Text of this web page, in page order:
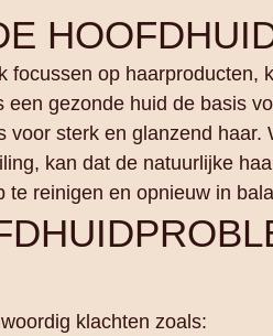
focussen op haarproducten,
een gezonde huid de basis
voor sterk en glanzend
kan dat de natuurlijke
te reinigen en opnieuw in
klachten zoals: